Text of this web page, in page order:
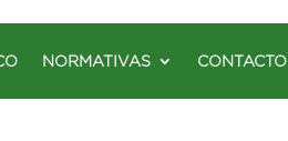
NORMATIVAS CONTACTO